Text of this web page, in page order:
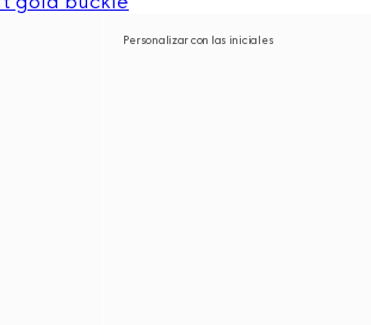
Personalizar con las iniciales